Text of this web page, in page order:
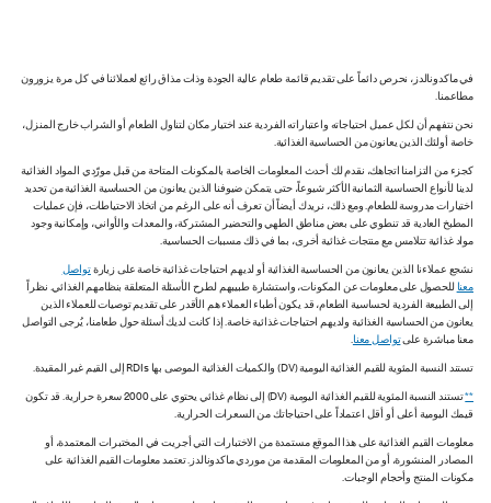
في ماكدونالدز، نحرص دائماً على تقديم قائمة طعام عالية الجودة وذات مذاق رائع لعملائنا في كل مرة يزورون
مطاعمنا.
نحن نتفهم أن لكل عميل احتياجاته واعتباراته الفردية عند اختيار مكان لتناول الطعام أو الشراب خارج المنزل،
خاصة أولئك الذين يعانون من الحساسية الغذائية.
كجزء من التزامنا اتجاهك، نقدم لك أحدث المعلومات الخاصة بالمكونات المتاحة من قبل مورّدي المواد الغذائية
لدينا لأنواع الحساسية الثمانية الأكثر شيوعاً، حتى يتمكن ضيوفنا الذين يعانون من الحساسية الغذائية من تحديد
اختيارات مدروسة للطعام. ومع ذلك، نريدك أيضاً أن تعرف أنه على الرغم من اتخاذ الاحتياطات، فإن عمليات
المطبخ العادية قد تنطوي على بعض مناطق الطهي والتحضير المشتركة، والمعدات والأواني، وإمكانية وجود
مواد غذائية تتلامس مع منتجات غذائية أخرى، بما في ذلك مسببات الحساسية.
نشجع عملاءنا الذين يعانون من الحساسية الغذائية أو لديهم احتياجات غذائية خاصة على زيارةتواصل
معنا للحصول على معلومات عن المكونات، واستشارة طبيبهم لطرح الأسئلة المتعلقة بنظامهم الغذائي. نظراً
إلى الطبيعة الفردية لحساسية الطعام، قد يكون أطباء العملاء هم الأقدر على تقديم توصيات للعملاء الذين
يعانون من الحساسية الغذائية ولديهم احتياجات غذائية خاصة. إذا كانت لديك أسئلة حول طعامنا، يُرجى التواصل
معنا مباشرة علىتواصل معنا.
تستند النسبة المئوية للقيم الغذائية اليومية (DV) والكميات الغذائية الموصى بها RDIs إلى القيم غير المقيدة.
**
تستند النسبة المئوية للقيم الغذائية اليومية (DV) إلى نظام غذائي يحتوي على 2000 سعرة حرارية. قد تكون
قيمك اليومية أعلى أو أقل اعتماداً على احتياجاتك من السعرات الحرارية.
معلومات القيم الغذائية على هذا الموقع مستمدة من الاختبارات التي أجريت في المختبرات المعتمدة، أو
المصادر المنشورة، أو من المعلومات المقدمة من موردي ماكدونالدز. تعتمد معلومات القيم الغذائية على
مكونات المنتج وأحجام الوجبات.